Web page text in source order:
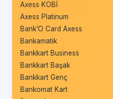
Axess KOBİ
Axess Platinum
Bank’O Card Axess
Bankamatik
Bankkart Business
Bankkart Başak
Bankkart Genç
Bankomat Kart